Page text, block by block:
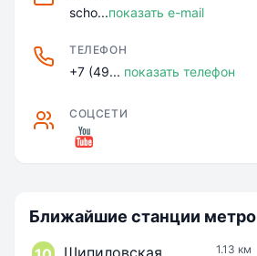
scho...показать e-mail
ТЕЛЕФОН
+7 (49... показать телефон
СОЦСЕТИ
Ближайшие станции метро
Шипиловская 1.13 км